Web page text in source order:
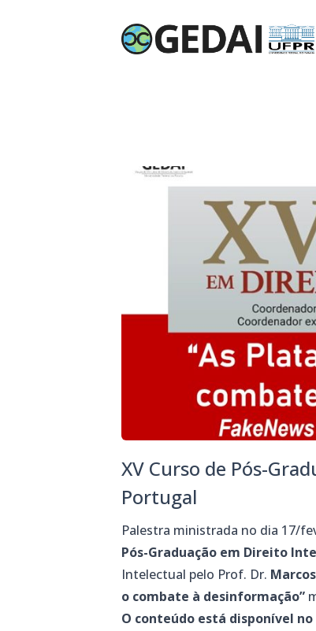
XV Curso de Pós-
Portugal
Palestra ministrada no dia 17/
Pós-Graduação em Direito
Intelectual pelo Prof. Dr.
o combate à desinformação”
O conteúdo está disponível